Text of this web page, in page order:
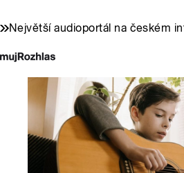
Největší audioportál na českém